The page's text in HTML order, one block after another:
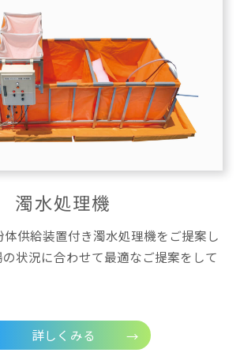
濁水処理機
体供給装置付き濁水処理機をご提案し
状況に合わせて最適なご提案をして
詳しくみる